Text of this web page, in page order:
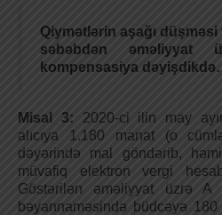
Qiymətlərin aşağı
səbəbdən əməliyyat
kompensasiya
Misal 3: 2020-ci ilin may
alıcıya 1.180 manat (o
dəyərində mal göndərib,
müvafiq elektron vergi
Göstərilən əməliyyat üzrə A
bəyannaməsində büdcəyə